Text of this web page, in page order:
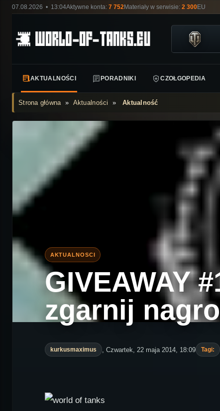
07.08.2026 • 13:04Aktywne konta: 7 752Materiały w serwisie: 2 300EU
AKTUALNOŚCI PORADNIKI CZOŁGOPEDIA
Strona główna» Aktualności »Aktualność
GIVEAWAY
zgarnij
kurkusmaximus , Czwartek, 22 maja 2014, 18:09 Tagi: